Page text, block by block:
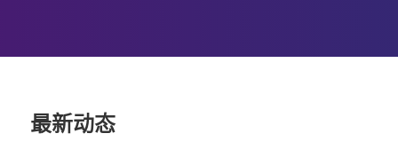
最新动态